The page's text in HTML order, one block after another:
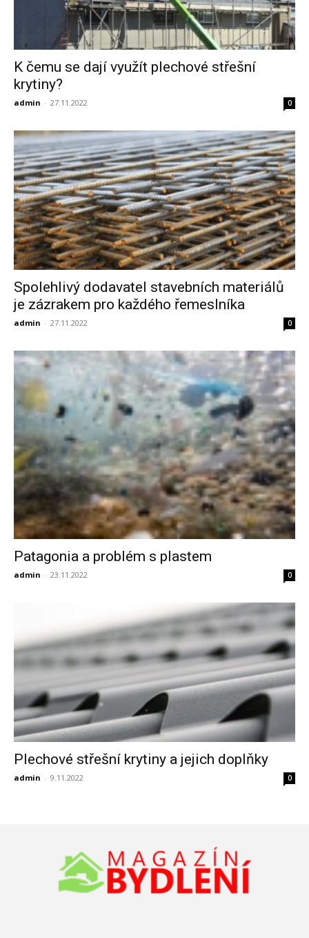
K čemu se dají využít plechové střešní
krytiny?
admin - 27.11.2022 0
Spolehlivý dodavatel stavebních materiálů
je zázrakem pro každého řemeslníka
admin - 27.11.2022 0
Patagonia a problém s plastem
admin - 23.11.2022 0
Plechové střešní krytiny a jejich doplňky
admin - 9.11.2022 0